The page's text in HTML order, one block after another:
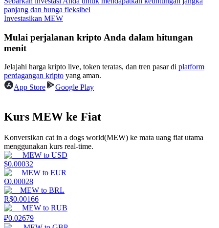
Menghasilkan
Babi Kekuatan
Dapatkan imbalan kompetitif setiap hari
panjang dan bunga fleksibel
Investasikan MEW
Mulai perjalanan kripto Anda dalam hitungan
menit
Jelajahi harga kripto live, token teratas, dan tren pasar di platform
perdagangan kripto yang aman.
App Store
Google Play
Kurs MEW ke Fiat
Konversikan cat in a dogs world(MEW) ke mata uang fiat utama
menggunakan kurs real-time.
MEW to USD
$0.00032
MEW to EUR
€0.00028
MEW to BRL
R$0.00166
MEW to RUB
₽0.02679